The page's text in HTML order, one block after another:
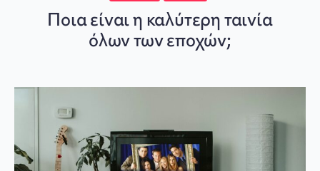
Ποια είναι η καλύτερη ταινία
όλων των εποχών;